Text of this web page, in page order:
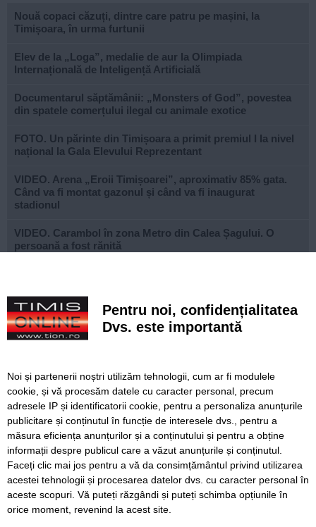
Nouă copaci căzuți, dintre care patru pe mașini, la
Timișoara, în urma furtunii
Elev de la „Loga”, medalie de aur la Olimpiada
Internațională de Inteligență Artificială
Documentarul săptămânii: „Monsters of God”, povestea
din spatele comerțului ilegal cu animale exotice
FOTO. Un părinte din Timișoara a primit premiul I la nivel
național la Gala Elevului Reprezentant
VIDEO. Arena „Eroii Timișoarei”, aproximativ 85% gata.
Când va fi montat gazonul și când va fi inaugurat
stadionul
VIDEO. Carambol în zona Metro din Calea Șagului. O
persoană a fost rănită
Live-uri obscene urmărite de peste 22.000 de oameni. Doi
bărbați din Timiș au fost reținuți
rănite
Noile sisteme de tarifare a rovinietei și TollRo intră în
vigoare pe 31 august. Noul plan de tarifare se aplică de la
1 octombrie
SERVICII Redactia
Folosinta Cookie-urilor
Pentru noi, confidențialitatea
Dvs. este importantă
Noi și partenerii noștri utilizăm tehnologii, cum ar fi modulele
cookie, și vă procesăm datele cu caracter personal, precum
adresele IP și identificatorii cookie, pentru a personaliza anunțurile
publicitare și conținutul în funcție de interesele dvs., pentru a
măsura eficiența anunțurilor și a conținutului și pentru a obține
informații despre publicul care a văzut anunțurile și conținutul.
Faceți clic mai jos pentru a vă da consimțământul privind utilizarea
acestei tehnologii și procesarea datelor dvs. cu caracter personal în
aceste scopuri. Vă puteți răzgândi și puteți schimba opțiunile în
orice moment, revenind la acest site.